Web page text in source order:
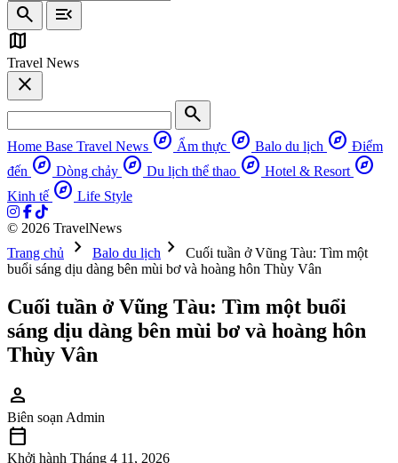
search
menu_open
map
Travel News
close
search
Home Base Travel News explore Ẩm thực explore Balo du lịch explore Điểm
đến explore Dòng chảy explore Du lịch thể thao explore Hotel & Resort explore
Kinh tế explore Life Style
© 2026 TravelNews
Trang chủ
chevron_right Balo du lịch chevron_right
Cuối tuần ở Vũng Tàu: Tìm một
buổi sáng dịu dàng bên mùi bơ và hoàng hôn Thùy Vân
Cuối tuần ở Vũng Tàu: Tìm một buổi
sáng dịu dàng bên mùi bơ và hoàng hôn
Thùy Vân
person
Biên soạn Admin
calendar_today
Khởi hành Tháng 4 11, 2026